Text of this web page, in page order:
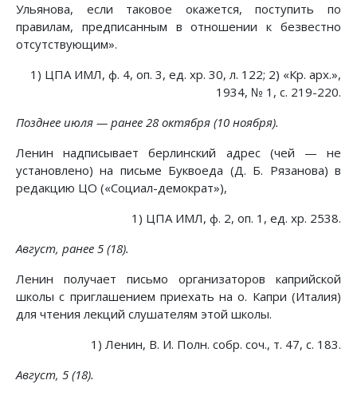
Ульянова, если таковое окажется, поступить по
правилам, предписанным в отношении к безвестно
отсутствующим».
1) ЦПА ИМЛ, ф. 4, оп. 3, ед. хр. 30, л. 122; 2) «Кр. арх.»,
1934, № 1, с. 219-220.
Позднее июля — ранее 28 октября (10 ноября).
Ленин надписывает берлинский адрес (чей — не
установлено) на письме Буквоеда (Д. Б. Рязанова) в
редакцию ЦО («Социал-демократ»),
1) ЦПА ИМЛ, ф. 2, оп. 1, ед. хр. 2538.
Август, ранее 5 (18).
Ленин получает письмо организаторов каприйской
школы с приглашением приехать на о. Капри (Италия)
для чтения лекций слушателям этой школы.
1) Ленин, В. И. Полн. собр. соч., т. 47, с. 183.
Август, 5 (18).